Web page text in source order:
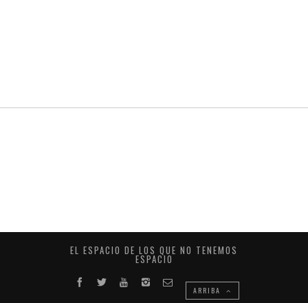
EL ESPACIO DE LOS QUE NO TENEMOS
ESPACIO
ARRIBA